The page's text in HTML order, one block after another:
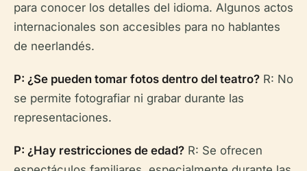
para conocer los detalles del idioma. Algunos actos
internacionales son accesibles para no hablantes
de neerlandés.
P: ¿Se pueden tomar fotos dentro del teatro? R: No
se permite fotografiar ni grabar durante las
representaciones.
P: ¿Hay restricciones de edad? R: Se ofrecen